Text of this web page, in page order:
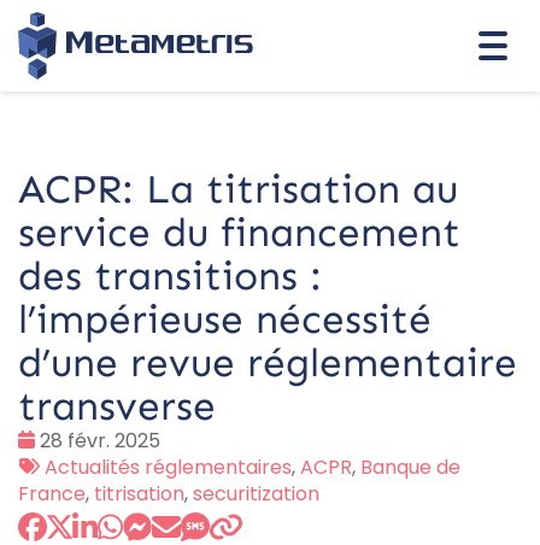
ACPR: La titrisation au
service du financement
des transitions :
l’impérieuse nécessité
d’une revue réglementaire
transverse
Date
:
28 févr. 2025
Tags
:
Actualités réglementaires,ACPR, Banque de
France, titrisation,securitization